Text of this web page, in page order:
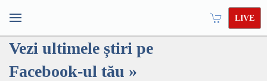
LIVE
Vezi ultimele știri pe
Facebook-ul tău »